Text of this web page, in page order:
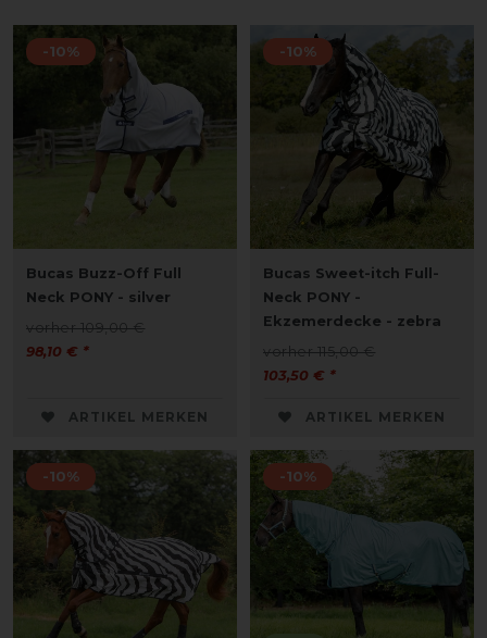
-10%
Bucas Buzz-Off Full
Neck PONY - silver
vorher 109,00 €
98,10 € *
ARTIKEL MERKEN
-10%
Bucas Sweet-itch Full-
Neck PONY -
Ekzemerdecke - zebra
vorher 115,00 €
103,50 € *
ARTIKEL MERKEN
-10% -10%